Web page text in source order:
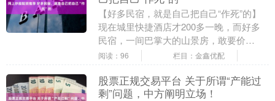
【好多民宿，就是自己把自己“作死”的】
现在城里快捷酒店才200多一晚，而好多
民宿，一间巴掌大的山景房，敢要价
800，还标榜“心灵净土”。可眼下最值得看
阅读：96 栏目：金鑫优配
股票正规交易平台 关于所谓“产能过
剩”问题，中方阐明立场！